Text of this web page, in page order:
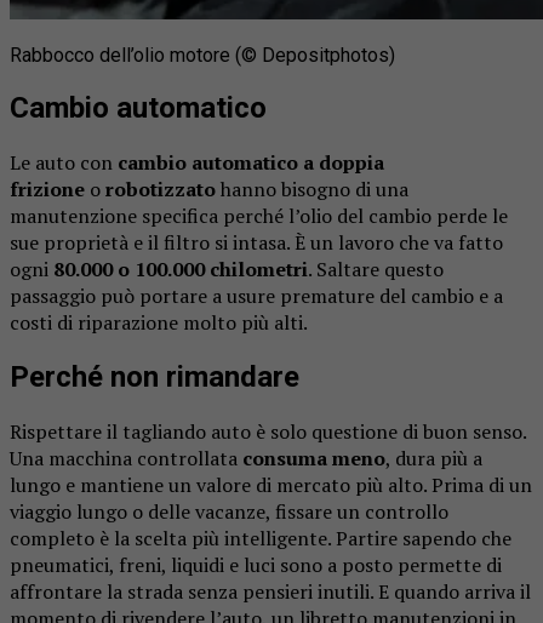
Rabbocco dell’olio motore (© Depositphotos)
Cambio automatico
Le auto con cambio automatico a doppia
frizione orobotizzatohanno bisogno di una
manutenzione specifica perché l’olio del cambio perde le
sue proprietà e il filtro si intasa. È un lavoro che va fatto
ogni 80.000 o 100.000 chilometri. Saltare questo
passaggio può portare a usure premature del cambio e a
costi di riparazione molto più alti.
Perché non rimandare
Rispettare il tagliando auto è solo questione di buon senso.
Una macchina controllata consuma meno, dura più a
lungo e mantiene un valore di mercato più alto. Prima di un
viaggio lungo o delle vacanze, fissare un controllo
completo è la scelta più intelligente. Partire sapendo che
pneumatici, freni, liquidi e luci sono a posto permette di
affrontare la strada senza pensieri inutili. E quando arriva il